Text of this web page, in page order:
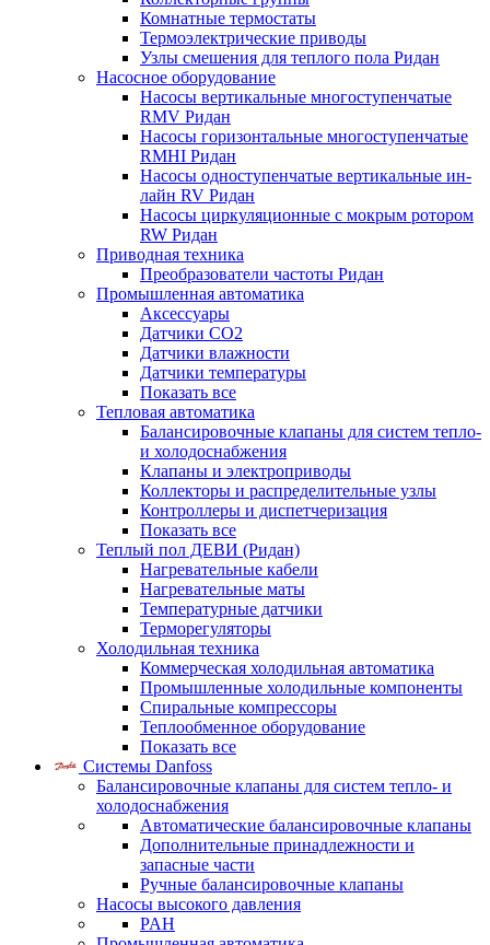
Комнатные термостаты
Термоэлектрические приводы
Узлы смешения для теплого пола Ридан
Насосное оборудование
Насосы вертикальные многоступенчатые
RMV Ридан
Насосы горизонтальные многоступенчатые
RMHI Ридан
Насосы одноступенчатые вертикальные ин-
лайн RV Ридан
Насосы циркуляционные с мокрым ротором
RW Ридан
Приводная техника
Преобразователи частоты Ридан
Промышленная автоматика
Аксессуары
Датчики CO2
Датчики влажности
Датчики температуры
Показать все
Тепловая автоматика
Балансировочные клапаны для систем тепло-
и холодоснабжения
Клапаны и электроприводы
Коллекторы и распределительные узлы
Контроллеры и диспетчеризация
Показать все
Теплый пол ДЕВИ (Ридан)
Нагревательные кабели
Нагревательные маты
Температурные датчики
Терморегуляторы
Холодильная техника
Коммерческая холодильная автоматика
Промышленные холодильные компоненты
Спиральные компрессоры
Теплообменное оборудование
Показать все
Системы Danfoss
Балансировочные клапаны для систем тепло- и
холодоснабжения
Автоматические балансировочные клапаны
Дополнительные принадлежности и
запасные части
Ручные балансировочные клапаны
Насосы высокого давления
PAH